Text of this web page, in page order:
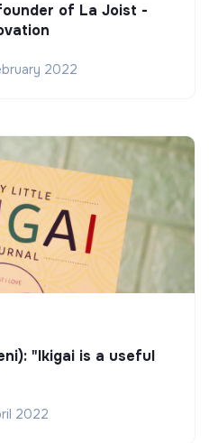
of La Joist -
2022
"Ikigai is a useful
2022